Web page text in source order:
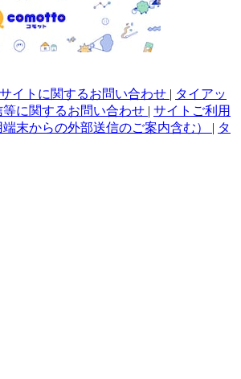
サイトに関するお問い合わせ | タイアッ
に関するお問い合わせ | サイトご利用
末からの外部送信のご案内含む） | タ